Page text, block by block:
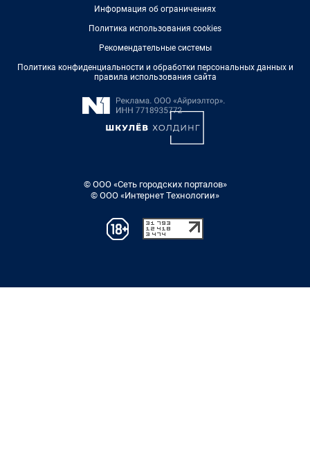
Информация об ограничениях
Политика использования cookies
Рекомендательные системы
Политика конфиденциальности и обработки персональных данных и
правила использования сайта
© ООО «Сеть городских порталов»
© ООО «Интернет Технологии»